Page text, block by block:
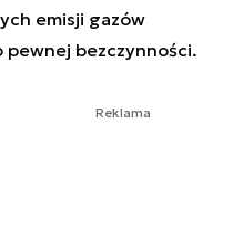
emisji gazów
pewnej bezczynności.
Reklama